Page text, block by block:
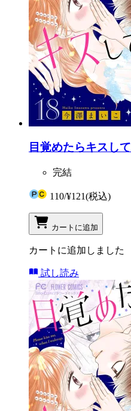
目覚めたらキスし
完結
110/¥121(税込)
カートに追加
カートに追加しました
試し読み